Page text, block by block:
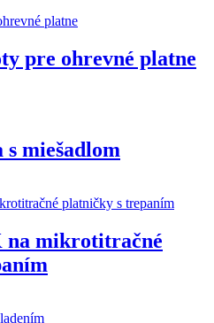
pre ohrevné platne
miešadlom
mikrotitračné